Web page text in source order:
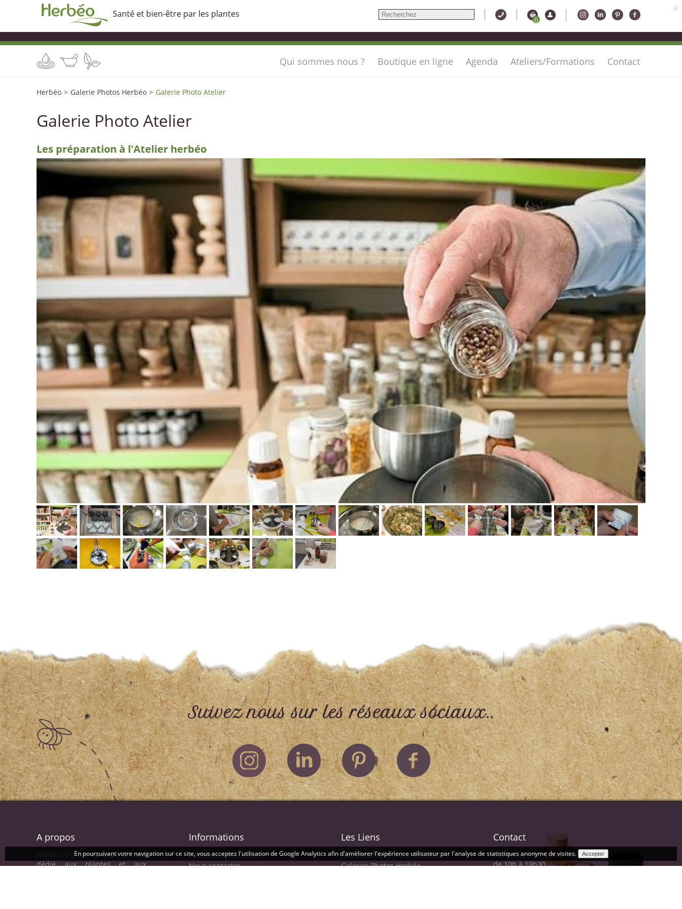
En poursuivant votre navigation sur ce site, vous acceptez l'utilisation de Google Analytics afin d'améliorer l'expérience utilisateur par l'analyse de statistiques anonyme de visites.
Santé et bien-être par les plantes
0
Qui sommes nous ? Boutique en ligne Agenda Ateliers/Formations Contact
Herbéo > Galerie Photos Herbéo > Galerie Photo Atelier
Galerie Photo Atelier
Les préparation à l'Atelier herbéo
Suivez nous sur les réseaux sociaux..
A propos
Herbéo est un concept unique
dédié aux plantes et aux
Informations
Horaires d'ouverture
Nous contacter
Les Liens
Nos chroniques AirZen Radio
Galeries Photos Herbéo
Contact
Bordeaux : Du Lundi au samedi
de 10h à 19h30